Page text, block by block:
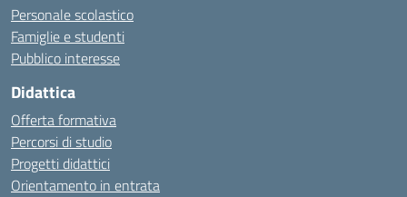
Personale scolastico
Famiglie e studenti
Pubblico interesse
Didattica
Offerta formativa
Percorsi di studio
Progetti didattici
Orientamento in entrata